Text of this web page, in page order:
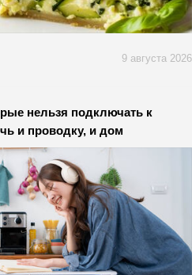
9 августа 2026
нельзя подключать к
и проводку, и дом